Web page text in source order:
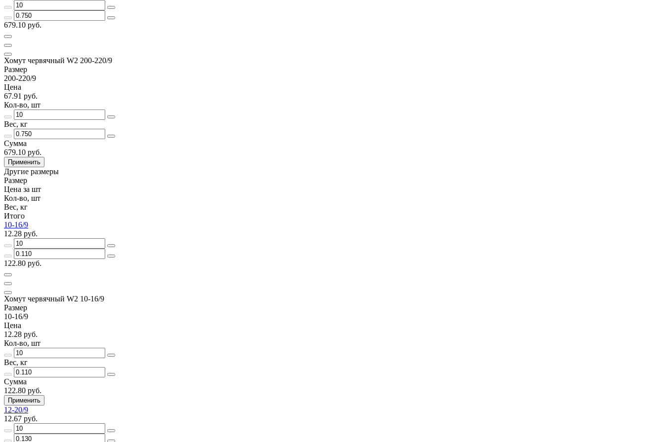
679.10 руб.
Хомут червячный W2 200-220/9
Размер
200-220/9
Цена
67.91 руб.
Кол-во, шт
Вес, кг
Сумма
679.10 руб.
Применить
Другие размеры
Размер
Цена за шт
Кол-во, шт
Вес, кг
Итого
10-16/9
12.28 руб.
122.80 руб.
Хомут червячный W2 10-16/9
Размер
10-16/9
Цена
12.28 руб.
Кол-во, шт
Вес, кг
Сумма
122.80 руб.
Применить
12-20/9
12.67 руб.